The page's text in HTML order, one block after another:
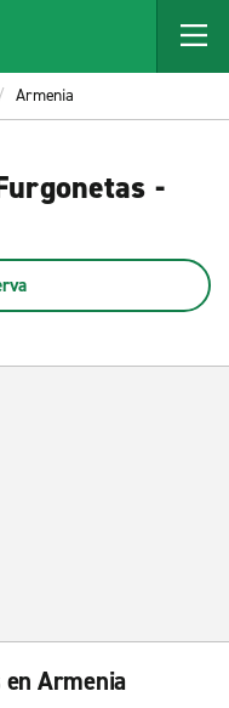
Armenia
-
Armenia